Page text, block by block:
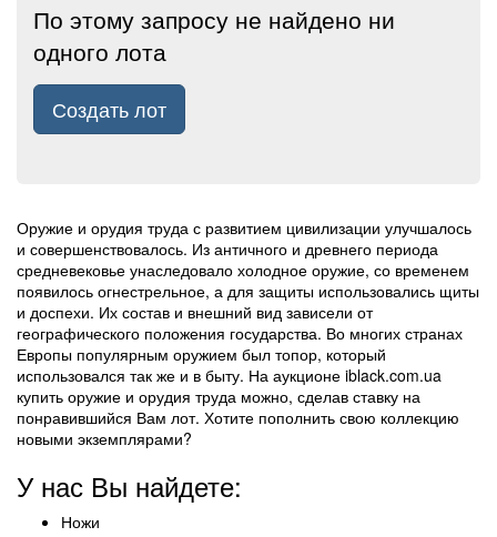
По этому запросу не найдено ни
одного лота
Создать лот
Оружие и орудия труда с развитием цивилизации улучшалось
и совершенствовалось. Из античного и древнего периода
средневековье унаследовало холодное оружие, со временем
появилось огнестрельное, а для защиты использовались щиты
и доспехи. Их состав и внешний вид зависели от
географического положения государства. Во многих странах
Европы популярным оружием был топор, который
использовался так же и в быту. На аукционе iblack.com.ua
купить оружие и орудия труда можно, сделав ставку на
понравившийся Вам лот. Хотите пополнить свою коллекцию
новыми экземплярами?
У нас Вы найдете:
Ножи